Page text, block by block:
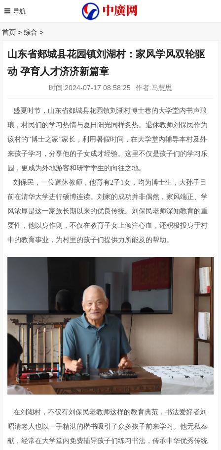
首页 >综合 >
山东省郯城县花园镇刘湖村：家风学风双轮驱
动 孕育人才济济新篇章
时间:2024-07-17 08:58:25 作者:马慧思
盛夏时节，山东省郯城县花园镇刘湖村博士巷的大学堂内书声琅
琅，村民们的学习热情与夏日阳光同样炙热。退休教师刘保民作为
该村的“博士之家”家长，利用暑假时间，在大学堂内辅导本村及外
来孩子学习，分享他的子女成才经验。这里不仅是孩子们的学习乐
园，更成为外地游客和研学学生的向往之地。
刘保民，一位退休教师，他育有2子1女，均为博士生，大孙子目
前在清华大学进行硕博连读。刘家的成功并非偶然，家风端正、学
风浓厚是这一家族长期以来的优良传统。刘保民老师深知教育的重
要性，他以身作则，不仅在教育子女上倾注心血，还积极投身于村
中的教育事业，为村里的孩子们提供力所能及的帮助。
在刘湖村，不仅有刘保民老教师这样的教育典范，书法爱好者刘
昭清老人也以一手精湛的楷书吸引了众多孩子前来学习。他无私奉
献，经常在大学堂内免费辅导孩子们练习书法，传承中华优秀传统